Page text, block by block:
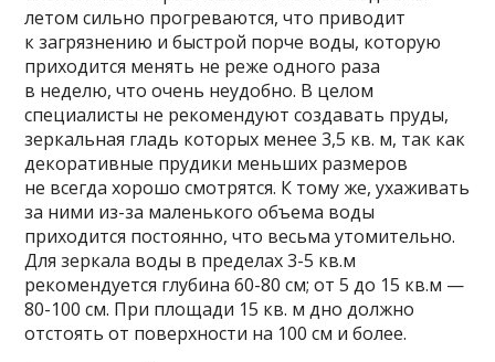
летом сильно прогреваются, что приводит
к загрязнению и быстрой порче воды, которую
приходится менять не реже одного раза
в неделю, что очень неудобно. В целом
специалисты не рекомендуют создавать пруды,
зеркальная гладь которых менее 3,5 кв. м, так как
декоративные прудики меньших размеров
не всегда хорошо смотрятся. К тому же, ухаживать
за ними из-за маленького объема воды
приходится постоянно, что весьма утомительно.
Для зеркала воды в пределах 3-5 кв.м
рекомендуется глубина 60-80 см; от 5 до 15 кв.м —
80-100 см. При площади 15 кв. м дно должно
отстоять от поверхности на 100 см и более.